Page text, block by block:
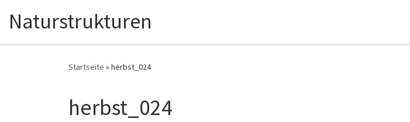
Zum Inhalt springen
Naturstrukturen
Startseite »herbst_024
herbst_024